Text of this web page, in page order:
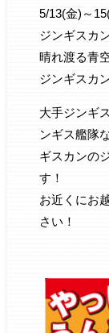
5/13(金)～
ジンギスカ
晴れ渡る青
ジンギスカ
大手ジンギ
ンギス艦隊
ギスカンの
す！
お近くにお
さい！